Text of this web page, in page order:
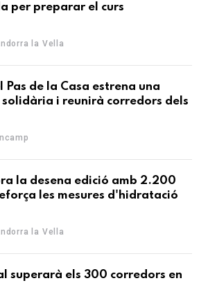
per preparar el curs
la Vella
Pas de la Casa estrena una
solidària i reunirà corredors dels
la desena edició amb 2.200
les mesures d'hidratació
la Vella
superarà els 300 corredors en